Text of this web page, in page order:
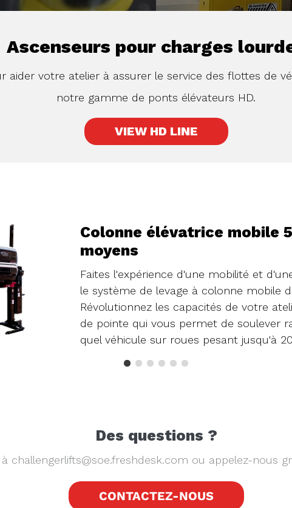
Ascenseurs pour charges
aider votre atelier à assurer le service des flottes de
notre gamme de ponts élévateurs HD.
VIEW HD LINE
Colonne élévatrice mobile
moyens
Faites l'expérience d'une mobilité et
le système de levage à colonne mobile
Révolutionnez les capacités de votre
de pointe qui vous permet de soulever
quel véhicule sur roues pesant jusqu'à
Colonne élévatrice mobile
intensif
Les systèmes de levage mobiles
CLHM) sont robustes, mais facilement
être utilisés sur presque toutes les
comme à l'extérieur. Les élévateurs
la commodité nécessaires pour soulever
Des questions ?
challengerlifts@soe.freshdesk.com ou appelez-nous
CONTACTEZ-NOUS